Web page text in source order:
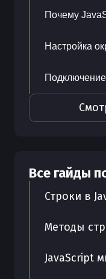
Почему
Настройка
Все гайды
Строки в
Объект-
Методы
Как
JavaScript